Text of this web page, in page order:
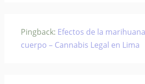
Pingback: Efectos de la
cuerpo – Cannabis Legal en Lima